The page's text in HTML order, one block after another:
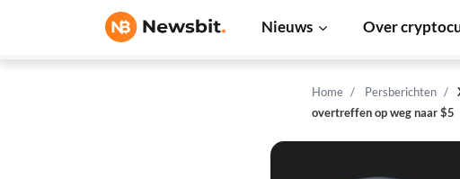
Nieuws Over
Home Persberichten
overtreffen op weg naar $5